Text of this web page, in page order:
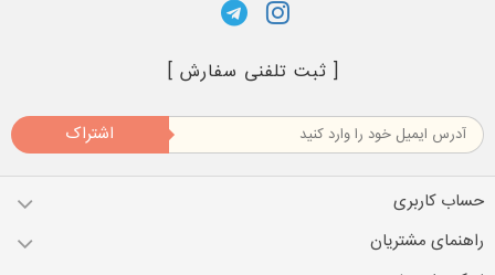
[ ثبت تلفنی سفارش ]
اشتراک
حساب کاربری
راهنمای مشتریان